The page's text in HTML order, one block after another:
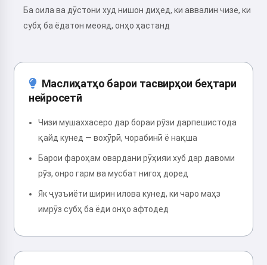
Ба оила ва дӯстони худ нишон диҳед, ки аввалин чизе, ки
субҳ ба ёдатон меояд, онҳо ҳастанд
Маслиҳатҳо барои тасвирҳои беҳтари
нейросетӣ
Чизи мушаххасеро дар бораи рӯзи дарпешистода
қайд кунед — вохӯрӣ, чорабинӣ ё нақша
Барои фароҳам овардани рӯҳияи хуб дар давоми
рӯз, онро гарм ва мусбат нигоҳ доред
Як ҷузъиёти ширин илова кунед, ки чаро маҳз
имрӯз субҳ ба ёди онҳо афтодед